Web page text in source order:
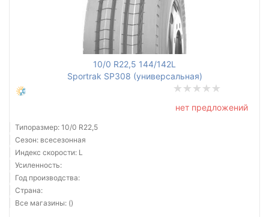
10/0 R22,5 144/142L
Sportrak SP308 (универсальная)
нет предложений
Типоразмер: 10/0 R22,5
Сезон: всесезонная
Индекс скорости: L
Усиленность:
Год производства:
Страна:
Все магазины: ()